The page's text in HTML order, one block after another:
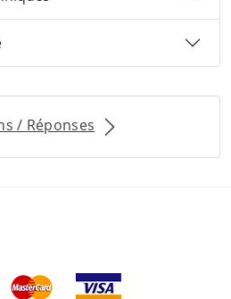
/ Réponses